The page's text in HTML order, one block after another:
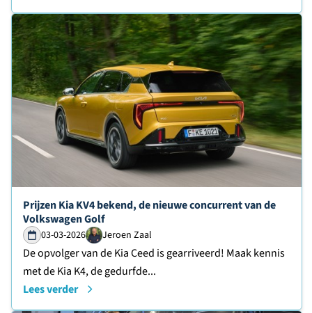
Lees verder over
Prijzen Kia KV4 bekend, de nieuwe concurrent van de
Volkswagen Golf
03-03-2026 Jeroen Zaal
De opvolger van de Kia Ceed is gearriveerd! Maak kennis
met de Kia K4, de gedurfde...
Lees verder